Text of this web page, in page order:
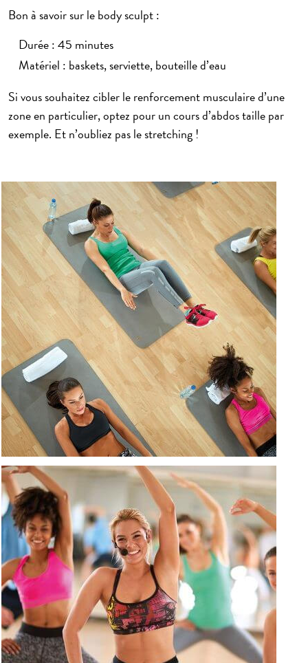
Bon à savoir sur le body sculpt :
Durée : 45 minutes
Matériel : baskets, serviette, bouteille d’eau
Si vous souhaitez cibler le renforcement musculaire d’une
zone en particulier, optez pour un cours d’abdos taille par
exemple. Et n’oubliez pas le stretching !